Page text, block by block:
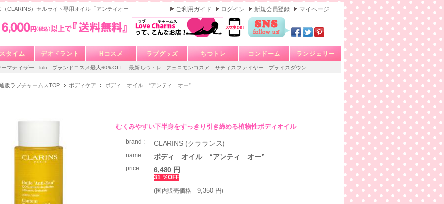
（CLARINS）セルライト専用オイル「アンティオー」 ご利用ガイド ログイン 新規会員登録 マイページ
タイム デオドラント Hコスメ ラブグッズ ちつトレ コンドーム ランジェリー
ーマナイザー lelo ブランドコスメ最大60％OFF 最新ちつトレ フェロモンコスメ サティスファイヤー プライスダウン
販ラブチャームスTOP ボディケア ボディ オイル “アンティ オー”
むくみやすい下半身をすっきり引き締める植物性ボディオイル
brand : CLARINS (クラランス)
name : ボディ オイル “アンティ オー”
price : 6,480 円
31 ％OFF
(国内販売価格9,350 円)